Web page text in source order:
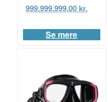
999.999.999,00 kr.
Se mere